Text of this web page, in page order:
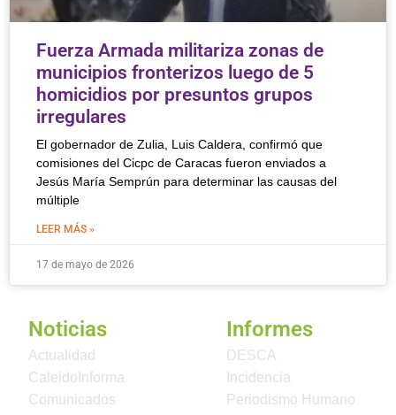
Fuerza Armada militariza zonas de
municipios fronterizos luego de 5
homicidios por presuntos grupos
irregulares
El gobernador de Zulia, Luis Caldera, confirmó que
comisiones del Cicpc de Caracas fueron enviados a
Jesús María Semprún para determinar las causas del
múltiple
LEER MÁS »
17 de mayo de 2026
Noticias
Actualidad
CaleidoInforma
Comunicados
Informes
DESCA
Incidencia
Periodismo Humano